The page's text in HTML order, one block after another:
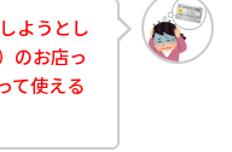
ようとし
のお店っ
て使える